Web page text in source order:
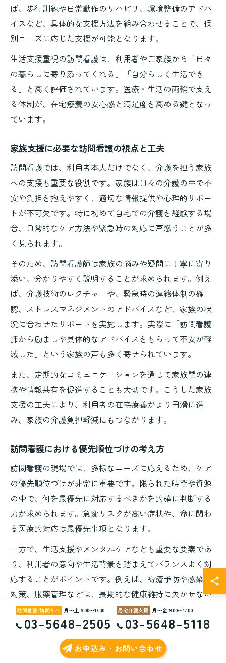
ば、歩行訓練や日常動作のリハビリ、環境整備のアドバ
イスなど、具体的な支援方法を組み合わせることで、個
別ニーズに応じた支援が可能となります。
生活支援重視の訪問看護は、利用者やご家族から「日々
の暮らしに寄り添ってくれる」「自分らしく生活でき
る」と高く評価されています。医療・生活の両輪で支え
る体制が、在宅療養の安心感と満足度を高める鍵となっ
ています。
家族支援に必要な訪問看護の視点と工夫
訪問看護では、利用者本人だけでなく、介護を担う家族
への支援も重要な役割です。家族は日々の介護の中で不
安や負担を抱えやすく、適切な情報提供や心理的サポー
トが不可欠です。特に初めて自宅での介護を経験する場
合、日常的なケア方法や緊急時の対応に戸惑うことが多
く見られます。
そのため、訪問看護師は家族の悩みや疑問に丁寧に寄り
添い、分かりやすく説明することが求められます。例え
ば、介護技術のレクチャーや、緊急時の連絡体制の確
認、ストレスマネジメントのアドバイスなど、家族の状
況に合わせたサポートを実施します。実際に「訪問看護
師から励ましや具体的なアドバイスをもらって不安が軽
減した」という家族の声も多く寄せられています。
また、定期的なコミュニケーションを通じて家族間の連
携や情報共有を促進することも大切です。こうした家族
支援の工夫により、利用者の在宅療養がより円滑に進
み、家族の介護負担軽減にもつながります。
訪問看護における優先順位づけの考え方
訪問看護の現場では、多様なニーズに応えるため、ケア
の優先順位づけが非常に重要です。限られた時間や資源
の中で、何を最優先に対応するべきかを的確に判断する
力が求められます。急変リスクが高い症状や、命に関わ
る医療的対応は最優先事項となります。
一方で、生活支援やメンタルケアなども重要な要素であ
り、利用者の意向や生活背景を踏まえてバランスよく対
応することがポイントです。例えば、褥瘡予防や感染症
対策、服薬管理などは、長期的な健康維持に欠かせない
ため、計画的に組み込みます。現場では、「利用者の声
を丁寧に聴き取り、今一番困っていることから対応す
る」姿勢が信頼を集めています。
優先順位づけの際は、事前に多職種と連携し、情報共有
03-5648-2505
月～土 9:00～17:00
03-5648-5118
月～金 9:00～17:00
お申込み・お問い合わせ